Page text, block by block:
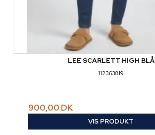
LEE SCARLETT HIGH BLÅ
112363819
900,00 DK
VIS PRODUKT